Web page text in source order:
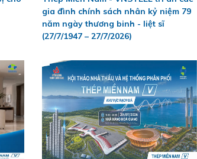
gia đình chính sách nhân kỷ niệm 79
năm ngày thương binh - liệt sĩ
(27/7/1947 – 27/7/2026)